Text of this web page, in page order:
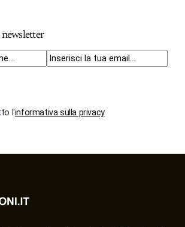
l'informativa sulla privacy